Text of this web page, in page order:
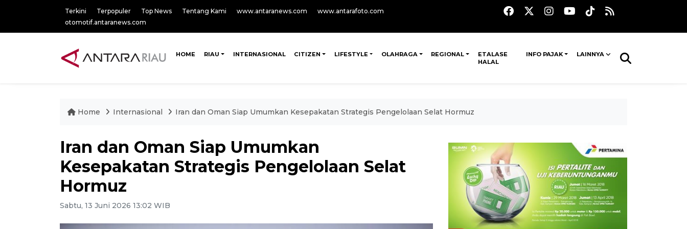
Terkini Terpopuler Top News Tentang Kami www.antaranews.com
www.antarafoto.com
otomotif.antaranews.com
HOME RIAU INTERNASIONAL CITIZEN LIFESTYLE OLAHRAGA REGIONAL
ETALASE
HALAL
INFO PAJAK LAINNYA
Home Internasional Iran dan Oman Siap Umumkan Kesepakatan Strategis Pengelolaan Selat Hormuz
Iran dan Oman Siap Umumkan
Kesepakatan Strategis Pengelolaan Selat
Hormuz
Sabtu, 13 Juni 2026 13:02 WIB